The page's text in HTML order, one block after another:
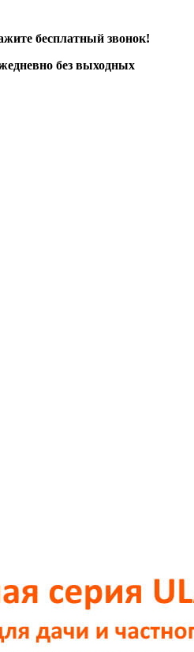
бесплатный звонок!
без выходных